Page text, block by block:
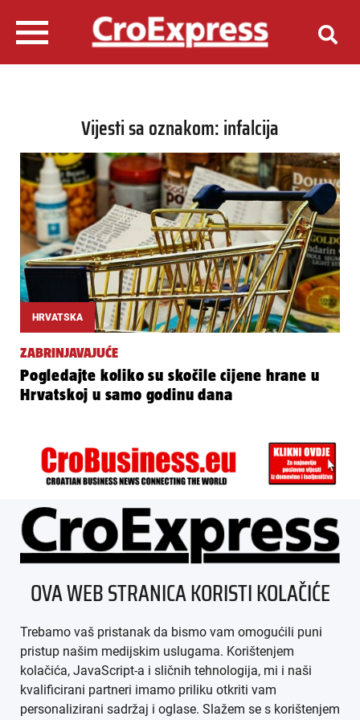
Vijesti sa oznakom: infalcija
HRVATSKA
ZABRINJAVAJUĆE
Pogledajte koliko su skočile cijene hrane u
Hrvatskoj u samo godinu dana
ÜBER UNS
IMPRESSUM
AGB
DATENSCHUTZ
OVA WEB STRANICA KORISTI KOLAČIĆE
Trebamo vaš pristanak da bismo vam omogućili puni
pristup našim medijskim uslugama. Korištenjem
kolačića, JavaScript-a i sličnih tehnologija, mi i naši
kvalificirani partneri imamo priliku otkriti vam
personalizirani sadržaj i oglase. Slažem se s korištenjem